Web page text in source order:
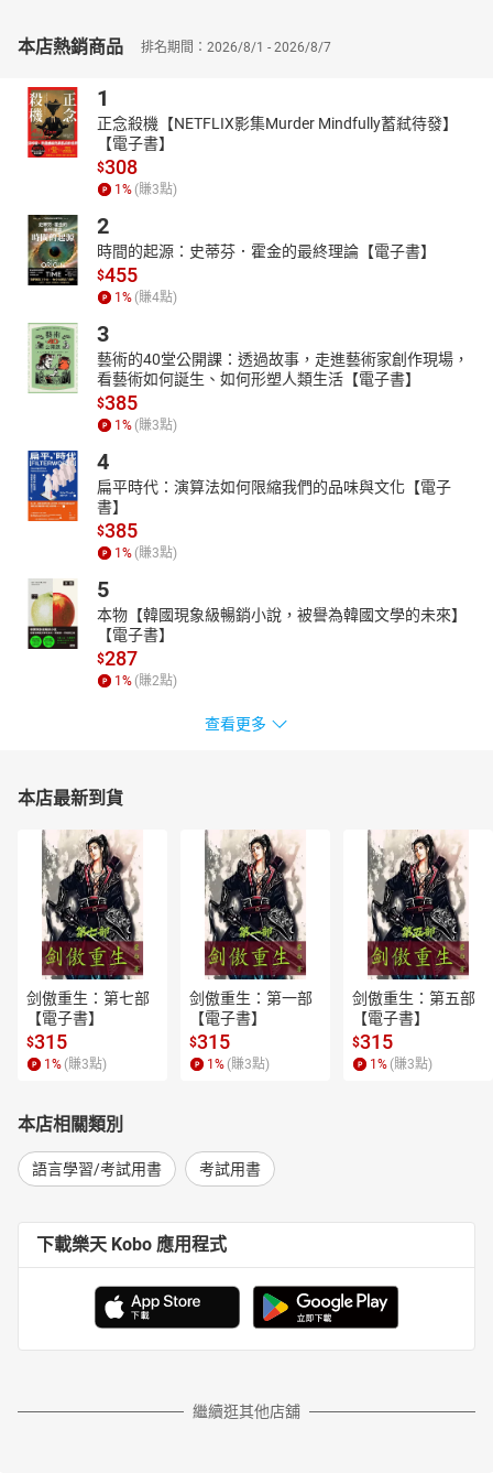
◎收錄經典模擬試題，奪分關鍵輕鬆掌握！
課文重點後面，均附有相關的實戰模擬題庫，屬於小範圍的單元練
習，藉此可以慢慢累積解題的方法、速度等，對於考試很有幫助。
另外在讀完每個篇章後，再搭配本書收錄歷屆試題與解析，更有助
於了解近年的命題重點，在領隊專業的路上，可獲得事半功倍之
◎名師精心講解要點，掃描QR CODE學習更輕鬆！
有鑑於領隊考試範圍所涵蓋的領域甚廣，部分觀念較不容易理解，
有時會造成觀念的混淆，所以千華延聘名師針對大範圍觀念或較易
混淆的觀念錄製影像與你講解說明，只要掃瞄QR CODE便能觀看影
片內容，讓學習不再枯燥乏味！
本店熱銷商品 排名期間：2026/8/1 - 2026/8/7
1
正念殺機【NETFLIX影集Murder Mindfully蓄弒待發】
【電子書】
$308
1 % (賺3點)
2
時間的起源：史蒂芬．霍金的最終理論【電子書】
$455
1 % (賺4點)
3
藝術的40堂公開課：透過故事，走進藝術家創作現場，
看藝術如何誕生、如何形塑人類生活【電子書】
$385
1 % (賺3點)
4
扁平時代：演算法如何限縮我們的品味與文化【電子
書】
$385
1 % (賺3點)
5
本物【韓國現象級暢銷小說，被譽為韓國文學的未來】
【電子書】
$287
1 % (賺2點)
查看更多
本店最新到貨
剑傲重生：第七部
【電子書】
$315
1 % (賺3點)
剑傲重生：第一部
【電子書】
$315
1 % (賺3點)
剑傲重生：第五部
【電子書】
$315
1 % (賺3點)
本店相關類別
語言學習/考試用書 考試用書
下載樂天 Kobo 應用程式
繼續逛其他店舖